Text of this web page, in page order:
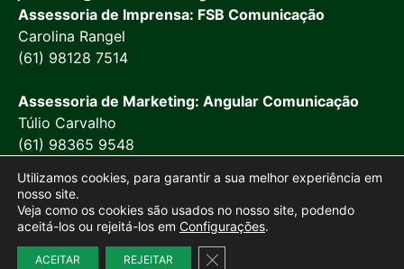
Assessoria de Imprensa: FSB Comunicação
Carolina Rangel
(61) 98128 7514
Assessoria de Marketing: Angular Comunicação
Túlio Carvalho
(61) 98365 9548
Site desenvolvido porMarketing Objetivo
Utilizamos cookies, para garantir a sua melhor experiência em
nosso site.
Veja como os cookies são usados no nosso site, podendo
aceitá-los ou rejeitá-los em Configurações.
ACEITAR REJEITAR Close GDPR Cookie Banner